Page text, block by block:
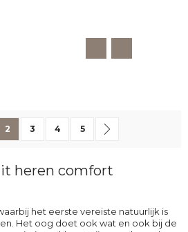
U lees momenteel pagina
2 Pagina
3 Pagina
4 Pagina
5
heren comfort
het eerste vereiste natuurlijk is
Het oog doet ook wat en ook bij de